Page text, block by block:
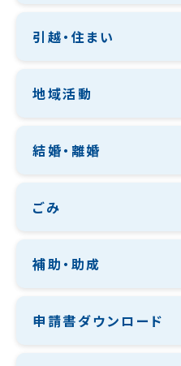
引越・住まい
地域活動
結婚・離婚
ごみ
補助・助成
申請書ダウンロード